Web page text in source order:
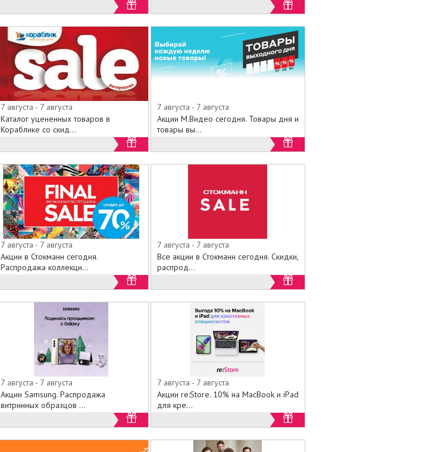
7 августа - 7 августа
Каталог уцененных товаров в
Кораблике со скид...
7 августа - 7 августа
Акции М.Видео сегодня. Товары дня и
товары вы...
7 августа - 7 августа
Акции в Стокманн сегодня.
Распродажа коллекци...
7 августа - 7 августа
Все акции в Стокманн сегодня. Скидки,
распрод...
7 августа - 7 августа
Акции Samsung. Распродажа
витринных образцов ...
7 августа - 7 августа
Акции re:Store. 10% на MacBook и iPad
для кре...